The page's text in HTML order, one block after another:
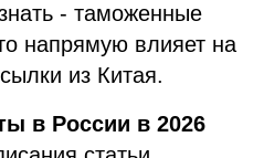
- таможенные
напрямую влияет на
из Китая.
в России в 2026